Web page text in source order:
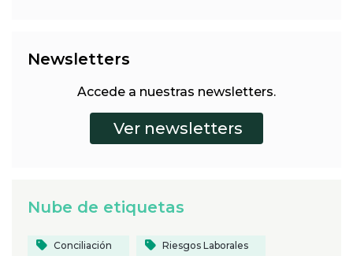
Newsletters
Accede a nuestras newsletters.
Nube de etiquetas
Conciliación Riesgos Laborales